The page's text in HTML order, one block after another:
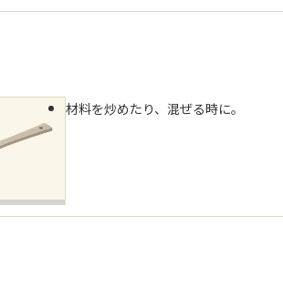
材料を炒めたり、混ぜる時に。